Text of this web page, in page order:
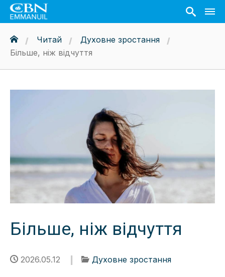
Читай
Духовне зростання
Більше, ніж відчуття
Більше, ніж відчуття
2026.05.12 Духовне зростання